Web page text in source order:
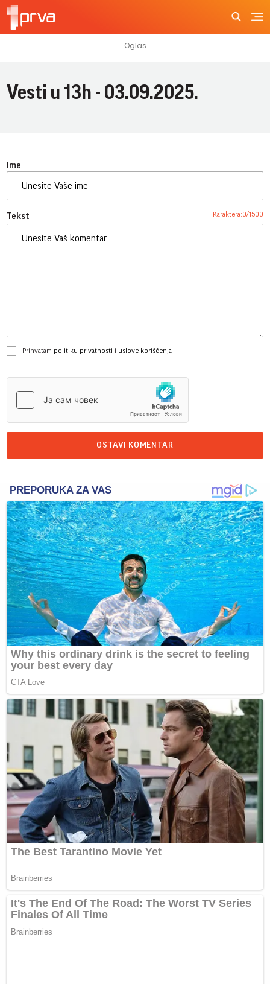
Vesti u 13h - 03.09.2025.
Ime
Tekst Karaktera:0/1500
Prihvatam politiku privatnosti i uslove korišćenja
OSTAVI KOMENTAR